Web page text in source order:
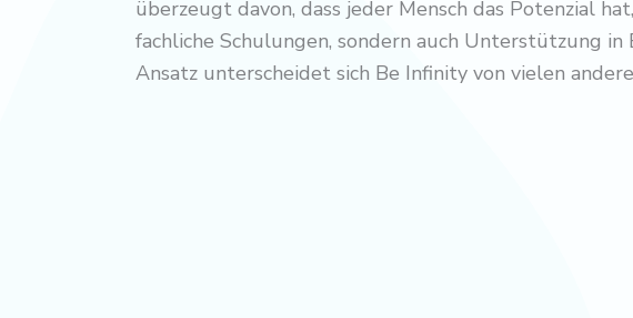
überzeugt davon, dass jeder Mensch das Potenzial
fachliche Schulungen, sondern auch Unterstützung
Ansatz unterscheidet sich Be Infinity von vielen